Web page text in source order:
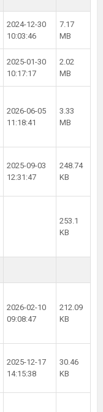
2024-12-30
10:03:46
7.17
MB
2025-01-30
10:17:17
2.02
MB
2026-06-05
11:18:41
3.33
MB
2025-09-03
12:31:47
248.74
KB
253.1
KB
2026-02-10
09:08:47
212.09
KB
2025-12-17
14:15:38
30.46
KB